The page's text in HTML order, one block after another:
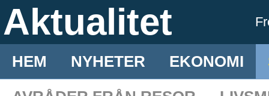
Aktualitet
HEM NYHETER EKONOMI